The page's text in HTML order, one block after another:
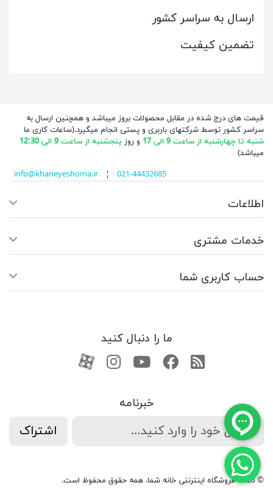
ارسال به سراسر کشور
تضمین کیفیت
قیمت های درج شده در مقابل محصولات بروز میباشد و همچنین ارسال به
سراسر کشور توسط شرکتهای باربری و پستی انجام میگیرد.(ساعات کاری ما
شنبه تا چهارشنبه از ساعت 9 الی 17
و روز پنجشنبه از ساعت 9 الی 12:30
میباشد)
info@khaneyeshoma.ir¦ 021-44432685
اطلاعات
خدمات مشتری
حساب کاربری شما
ما را دنبال کنید
RSSفیسبوکیوتیوبکانال آپارات
کانال آپارات
خبرنامه
اشتراک
© 2026 فروشگاه اینترنتی خانه شما. همه حقوق محفوظ است.